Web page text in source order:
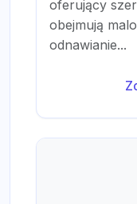
oferujący
obejmują
odnawianie...